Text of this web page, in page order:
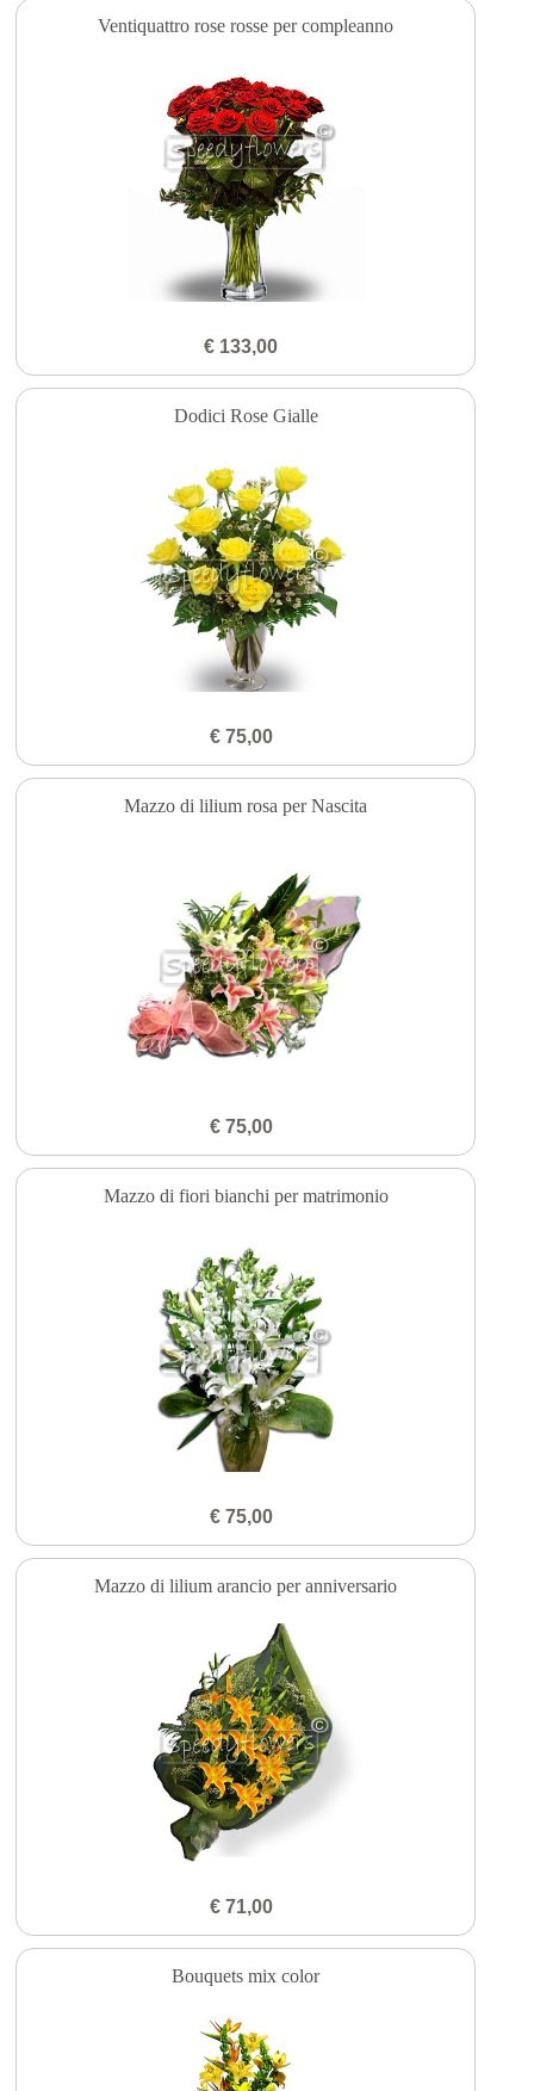
Ventiquattro rose rosse per compleanno
€ 133,00
Dodici Rose Gialle
€ 75,00
Mazzo di lilium rosa per Nascita
€ 75,00
Mazzo di fiori bianchi per matrimonio
€ 75,00
Mazzo di lilium arancio per anniversario
€ 71,00
Bouquets mix color